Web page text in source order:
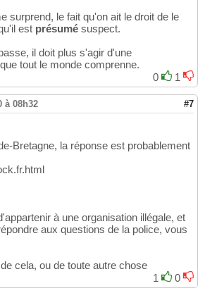
surprend, le fait qu'on ait le droit de le
est présumé suspect.
il doit plus s'agir d'une
tout le monde comprenne.
0
1
à 08h32 #7
Bretagne, la réponse est probablement
à une organisation illégale, et
aux questions de la police, vous
cela, ou de toute autre chose
1
0